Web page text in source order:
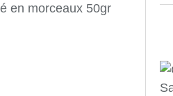
en morceaux 50gr